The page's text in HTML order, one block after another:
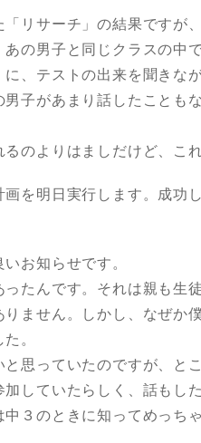
「 リサーチ 」の結果ですが
の男子と同じクラスの中
、テストの出来を聞きな
子があまり話したことも
のよりはましだけど、こ
を明日実行します。成功
お知らせです。
たんです。それは親も生
ません。しかし、なぜか
。
と思っていたのですが、
していたらしく、話もし
３のときに知ってめっち